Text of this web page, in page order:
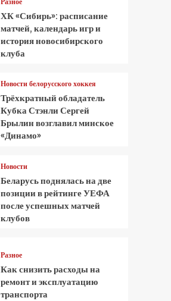
ХК «Сибирь»: расписание
матчей, календарь игр и
история новосибирского
клуба
Новости белорусского хоккея
Трёхкратный обладатель
Кубка Стэнли Сергей
Брылин возглавил минское
«Динамо»
Новости
Беларусь поднялась на две
позиции в рейтинге УЕФА
после успешных матчей
клубов
Разное
Как снизить расходы на
ремонт и эксплуатацию
транспорта